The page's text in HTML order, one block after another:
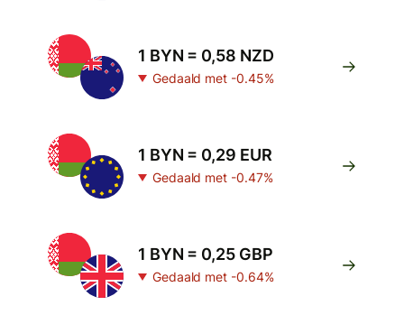
1 BYN = 0,58 NZD
Gedaald met -0.45%
1 BYN = 0,29 EUR
Gedaald met -0.47%
1 BYN = 0,25 GBP
Gedaald met -0.64%